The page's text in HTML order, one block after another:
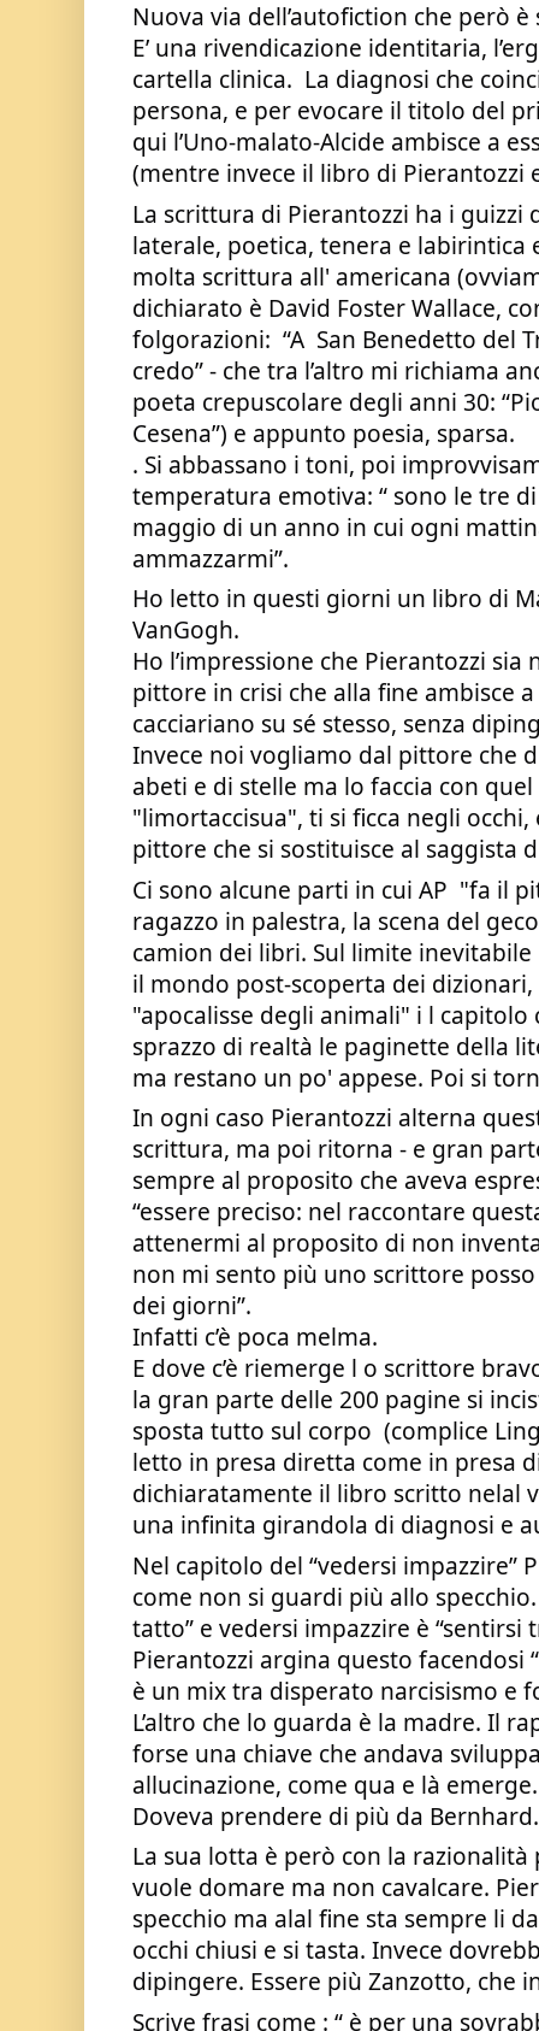
Nuova via dell’autofiction che però
E’ una rivendicazione identitaria,
cartella clinica.  La diagnosi che
persona, e per evocare il titolo del
qui l’Uno-malato-Alcide ambisce a
(mentre invece il libro di Pierantozzi
La scrittura di Pierantozzi ha i
laterale, poetica, tenera e labirintica
molta scrittura all' americana
dichiarato è David Foster Wallace,
folgorazioni:  “A  San Benedetto del
credo” - che tra l’altro mi richiama
poeta crepuscolare degli anni 30:
Cesena”) e appunto poesia, sparsa.
. Si abbassano i toni, poi
temperatura emotiva: “ sono le tre
maggio di un anno in cui ogni
ammazzarmi”.
Ho letto in questi giorni un libro di
VanGogh.
Ho l’impressione che Pierantozzi
pittore in crisi che alla fine ambisce
cacciariano su sé stesso, senza
Invece noi vogliamo dal pittore che
abeti e di stelle ma lo faccia con
"limortaccisua", ti si ficca negli
pittore che si sostituisce al saggista
Ci sono alcune parti in cui AP  "fa il
ragazzo in palestra, la scena del
camion dei libri. Sul limite
il mondo post-scoperta dei dizionari,
"apocalisse degli animali" i l capitolo
sprazzo di realtà le paginette della
ma restano un po' appese. Poi si
In ogni caso Pierantozzi alterna
scrittura, ma poi ritorna - e gran
sempre al proposito che aveva
“essere preciso: nel raccontare
attenermi al proposito di non
non mi sento più uno scrittore
dei giorni”.
Infatti c’è poca melma.
E dove c’è riemerge l o scrittore
la gran parte delle 200 pagine si
sposta tutto sul corpo  (complice
letto in presa diretta come in presa
dichiaratamente il libro scritto nelal
una infinita girandola di diagnosi e
Nel capitolo del “vedersi impazzire”
come non si guardi più allo
tatto” e vedersi impazzire è “sentirsi
Pierantozzi argina questo facendosi
è un mix tra disperato narcisismo e
L’altro che lo guarda è la madre. Il
forse una chiave che andava
allucinazione, come qua e là emerge.
Doveva prendere di più da Bernhard.
La sua lotta è però con la
vuole domare ma non cavalcare.
specchio ma alal fine sta sempre li
occhi chiusi e si tasta. Invece
dipingere. Essere più Zanzotto, che
Scrive frasi come : “ è per una